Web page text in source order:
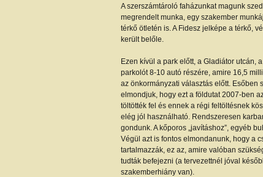
A szerszámtároló faházunkat magunk
megrendelt munka, egy szakember
térkő ötletén is. A Fidesz jelképe a térkő,
került belőle.
Ezen kívül a park előtt, a Gladiátor utcán,
parkolót 8-10 autó részére, amire 16,5
az önkormányzati választás előtt. Esőben
elmondjuk, hogy ezt a földutat 2007-ben
töltötték fel és ennek a régi feltöltésnek
elég jól használható. Rendszeresen
gondunk. A kőporos „javításhoz”, egyéb
Végül azt is fontos elmondanunk, hogy a
tartalmazzák, ez az, amire valóban
tudták befejezni (a tervezettnél jóval
szakemberhiány van).